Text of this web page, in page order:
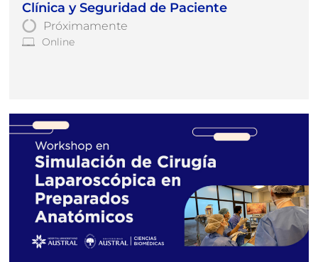
Clínica y Seguridad de Paciente
Próximamente
Online